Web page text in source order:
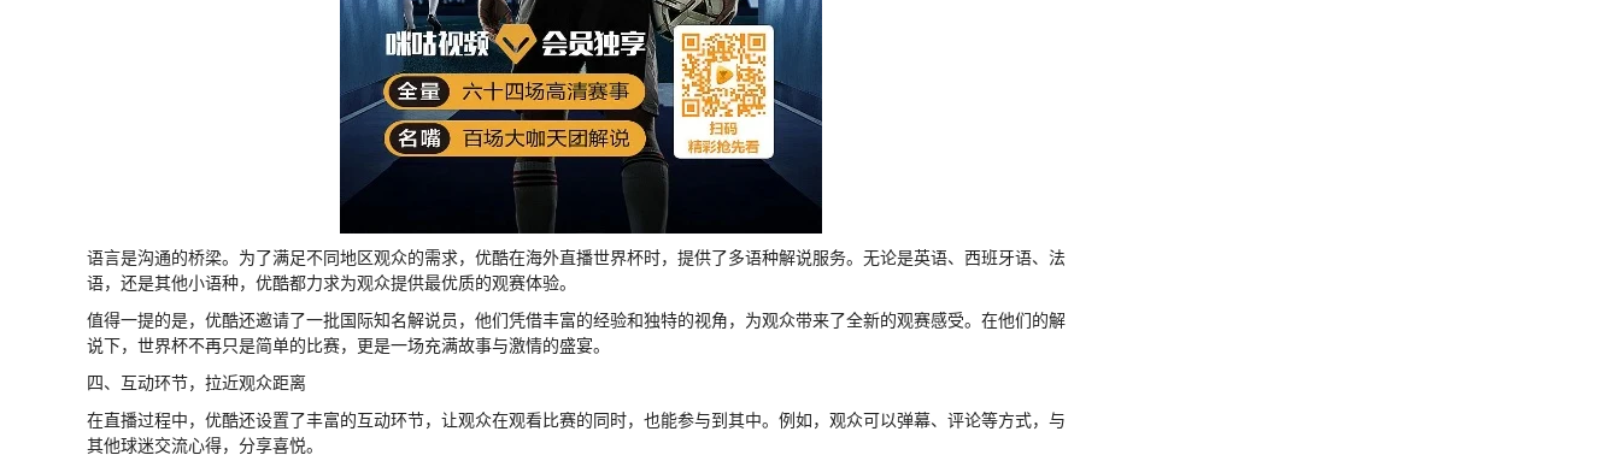
语言是沟通的桥梁。为了满足不同地区观众的需求，优酷在海外直播世界杯时，提供了多语种解说服务。无论是英语、西班牙语、法
语，还是其他小语种，优酷都力求为观众提供最优质的观赛体验。
值得一提的是，优酷还邀请了一批国际知名解说员，他们凭借丰富的经验和独特的视角，为观众带来了全新的观赛感受。在他们的解
说下，世界杯不再只是简单的比赛，更是一场充满故事与激情的盛宴。
四、互动环节，拉近观众距离
在直播过程中，优酷还设置了丰富的互动环节，让观众在观看比赛的同时，也能参与到其中。例如，观众可以弹幕、评论等方式，与
其他球迷交流心得，分享喜悦。